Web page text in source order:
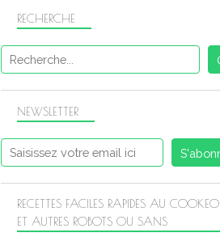
NEWSLETTER
RECHERCHE
RECETTES FACILES RAPIDES AU COOKEO
ET AUTRES ROBOTS OU SANS